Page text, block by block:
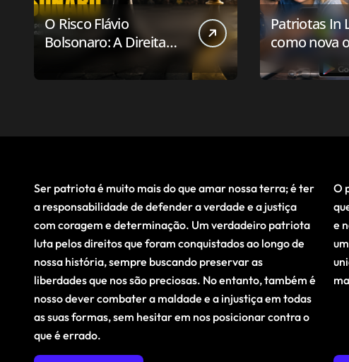
O Risco Flávio
Bolsonaro: A Direita
Vencer ou Apenas em
Patriotas In
como nova
aplicativo de
Ser patriota é muito mais do que amar nossa terra; é ter
a responsabilidade de defender a verdade e a justiça
com coragem e determinação. Um verdadeiro patriota
luta pelos direitos que foram conquistados ao longo de
nossa história, sempre buscando preservar as
liberdades que nos são preciosas. No entanto, também é
nosso dever combater a maldade e a injustiça em todas
as suas formas, sem hesitar em nos posicionar contra o
que é errado.
O
e